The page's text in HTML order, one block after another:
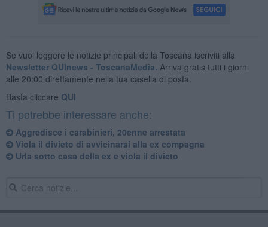
Se vuoi leggere le notizie principali della Toscana iscriviti alla
Newsletter QUInews - ToscanaMedia. Arriva gratis tutti i giorni
alle 20:00 direttamente nella tua casella di posta.
Basta cliccare QUI
Ti potrebbe interessare anche:
Aggredisce i carabinieri, 20enne arrestata
Viola il divieto di avvicinarsi alla ex compagna
Urla sotto casa della ex e viola il divieto